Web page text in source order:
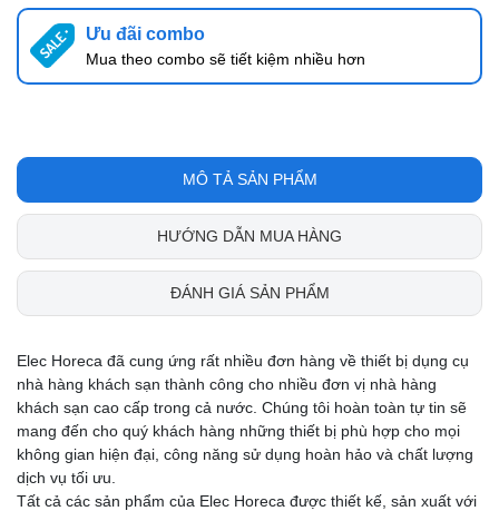
Ưu đãi combo
Mua theo combo sẽ tiết kiệm nhiều hơn
MÔ TẢ SẢN PHẨM
HƯỚNG DẪN MUA HÀNG
ĐÁNH GIÁ SẢN PHẨM
Elec Horeca đã cung ứng rất nhiều đơn hàng về thiết bị dụng cụ
nhà hàng khách sạn thành công cho nhiều đơn vị nhà hàng
khách sạn cao cấp trong cả nước. Chúng tôi hoàn toàn tự tin sẽ
mang đến cho quý khách hàng những thiết bị phù hợp cho mọi
không gian hiện đại, công năng sử dụng hoàn hảo và chất lượng
dịch vụ tối ưu.
Tất cả các sản phẩm của Elec Horeca được thiết kế, sản xuất với